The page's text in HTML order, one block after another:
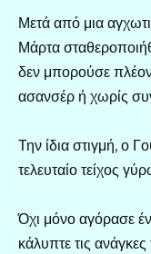
Μετά από μια
Μάρτα
δεν μπορούσε πλέον
ασανσέρ ή χωρίς
Την ίδια στιγμή, ο
τελευταίο τείχος
Όχι μόνο αγόρασε
κάλυπτε τις